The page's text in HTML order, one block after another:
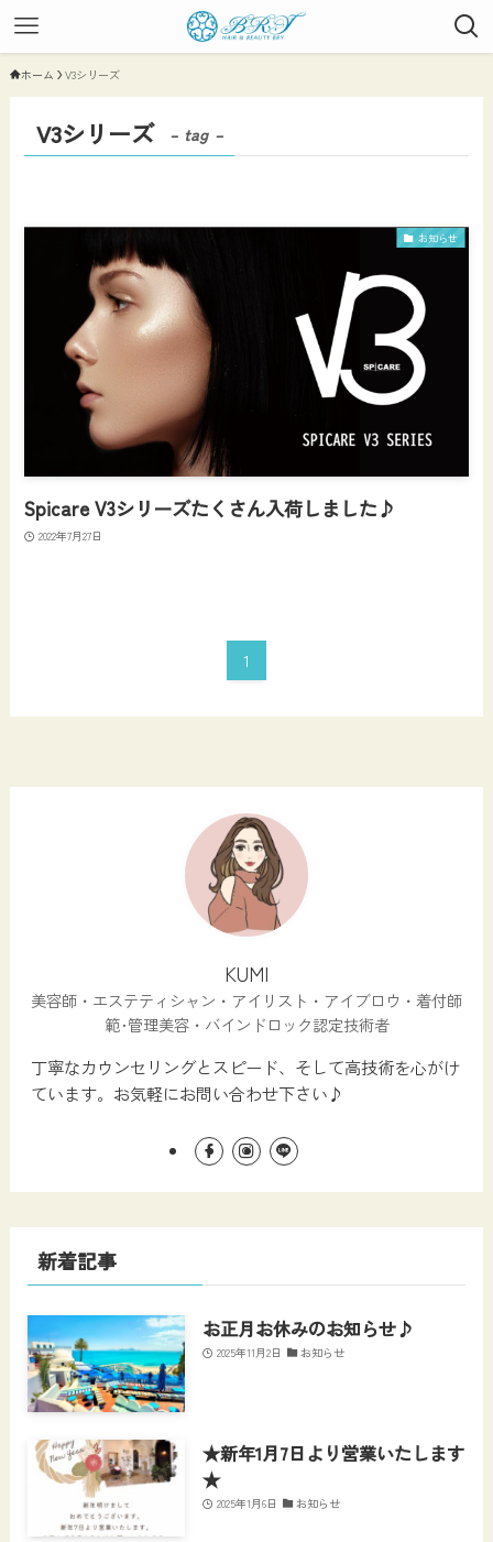
ホーム V3シリーズ
V3シリーズ – tag –
お知らせ
Spicare V3シリーズたくさん入荷しました♪
2022年7月27日
1
KUMI
美容師・エステティシャン・アイリスト・アイブロウ・着付師
範･管理美容・バインドロック認定技術者
丁寧なカウンセリングとスピード、そして高技術を心がけ
ています。お気軽にお問い合わせ下さい♪⁡
新着記事
お正月お休みのお知らせ♪
2025年11月2日 お知らせ
★新年1月7日より営業いたします
★
2025年1月6日 お知らせ